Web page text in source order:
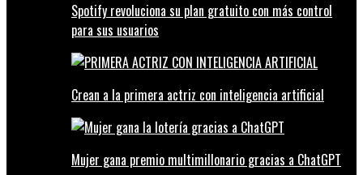
Spotify revoluciona su plan gratuito con más control
para sus usuarios
Crean a la primera actriz con inteligencia artificial
Mujer gana premio multimillonario gracias a ChatGPT